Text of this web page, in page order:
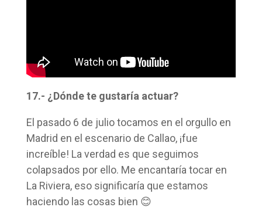
17.- ¿Dónde te gustaría actuar?
El pasado 6 de julio tocamos en el orgullo en
Madrid en el escenario de Callao, ¡fue
increíble! La verdad es que seguimos
colapsados por ello. Me encantaría tocar en
La Riviera, eso significaría que estamos
haciendo las cosas bien 😊